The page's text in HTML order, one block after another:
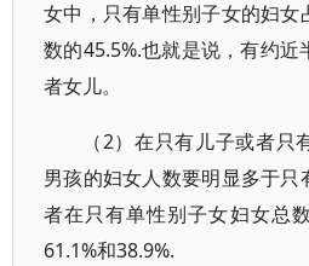
女中，只有单性别子女的妇女
数的45.5%.也就是说，有约
者女儿。
（2）在只有儿子或者
男孩的妇女人数要明显多于
者在只有单性别子女妇女总
61.1%和38.9%.